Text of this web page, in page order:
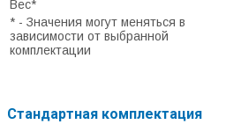
Вес*
* - Значения могут меняться в
зависимости от выбранной
комплектации
Стандартная комплектация